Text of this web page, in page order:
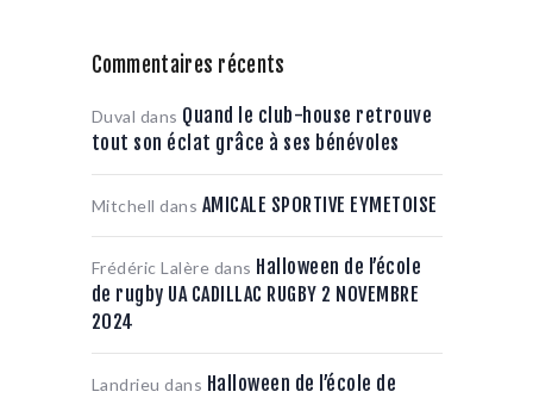
Commentaires récents
Duval dans Quand le club-house retrouve
tout son éclat grâce à ses bénévoles
Mitchell dans AMICALE SPORTIVE EYMETOISE
Frédéric Lalère dans Halloween de l’école
de rugby UA CADILLAC RUGBY 2 NOVEMBRE
2024
Landrieu dans Halloween de l’école de